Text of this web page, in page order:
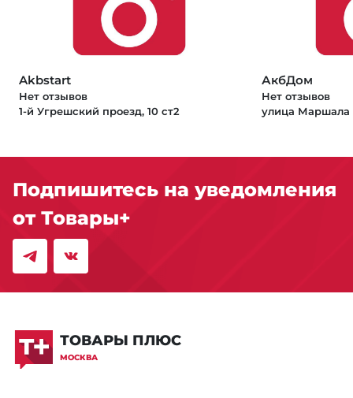
Akbstart
Нет отзывов
1-й Угрешский проезд, 10 ст2
АкбДом
Нет отзывов
улица Маршала
Подпишитесь на уведомления
от Товары+
ТОВАРЫ ПЛЮС
МОСКВА